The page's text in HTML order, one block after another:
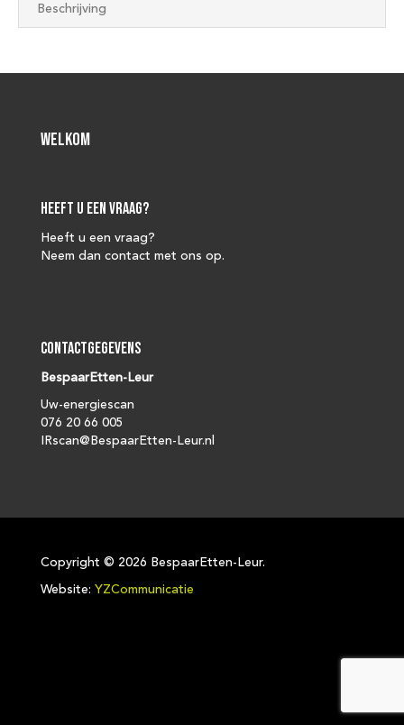
Beschrijving
Welkom
Heeft u een vraag?
Heeft u een vraag?
Neem dan contact met ons op.
Contactgegevens
BespaarEtten-Leur
Uw-energiescan
076 20 66 005
IRscan@BespaarEtten-Leur.nl
Copyright © 2026 BespaarEtten-Leur.
Website: YZCommunicatie